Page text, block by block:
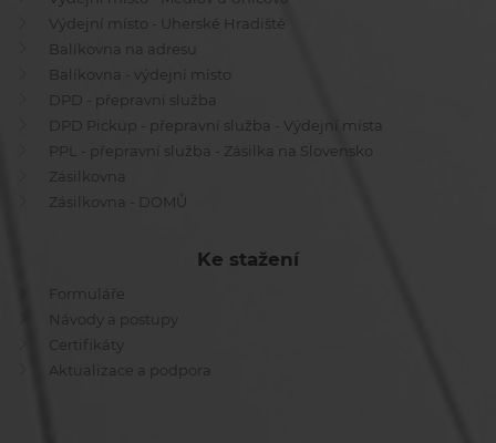
Výdejní místo - Uherské Hradiště
Balíkovna na adresu
Balíkovna - výdejní místo
DPD - přepravní služba
DPD Pickup - přepravní služba - Výdejní místa
PPL - přepravní služba - Zásilka na Slovensko
Zásilkovna
Zásilkovna - DOMŮ
Ke stažení
Formuláře
Návody a postupy
Certifikáty
Aktualizace a podpora